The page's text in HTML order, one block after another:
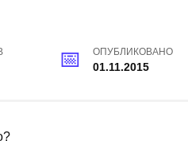
ОПУБЛИКОВАНО
01.11.2015